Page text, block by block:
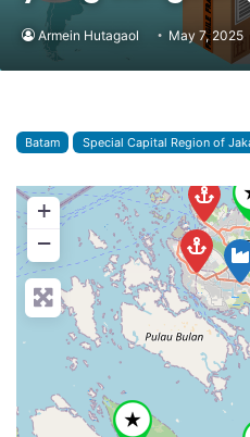
Armein Hutagaol May 7, 2025
Batam Special Capital Region of
+
−